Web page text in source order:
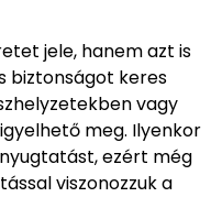
jele, hanem azt is
biztonságot keres
vagy
meg. Ilyenkor
ezért még
viszonozzuk a